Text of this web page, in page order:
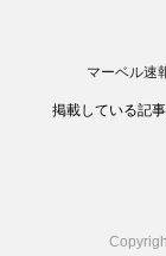
マーベル速
掲載している記